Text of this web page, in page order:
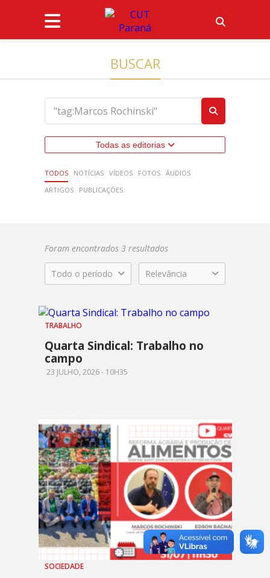
BUSCAR
Todas as editorias
TODOS NOTÍCIAS VÍDEOS FOTOS ÁUDIOS
ARTIGOS
PUBLICAÇÕES
Foram encontrados 3 resultados
Todo o período Relevância
TRABALHO
Quarta Sindical: Trabalho no
campo
23 JULHO, 2026 - 10H35
SOCIEDADE